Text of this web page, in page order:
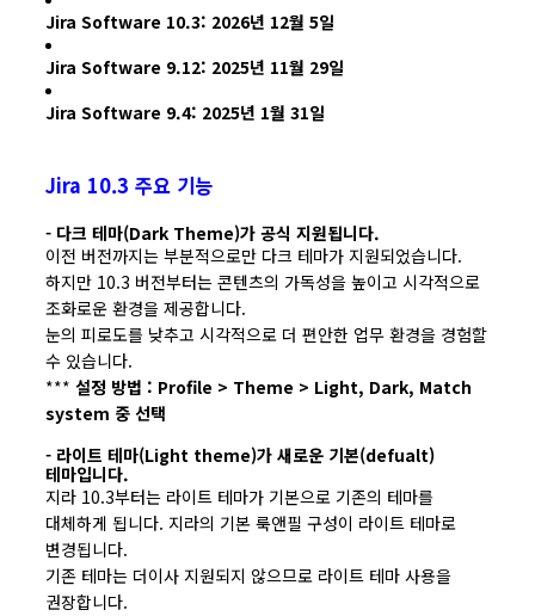
Jira Software 10.3: 2026년 12월 5일
Jira Software 9.12: 2025년 11월 29일
Jira Software 9.4: 2025년 1월 31일
Jira 10.3 주요 기능
- 다크 테마(Dark Theme)가 공식 지원됩니다.
이전 버전까지는 부분적으로만 다크 테마가 지원되었습니다.
하지만 10.3 버전부터는 콘텐츠의 가독성을 높이고 시각적으로
조화로운 환경을 제공합니다.
눈의 피로도를 낮추고 시각적으로 더 편안한 업무 환경을 경험할
수 있습니다.
*** 설정 방법 : Profile > Theme > Light, Dark, Match
system 중 선택
- 라이트 테마(Light theme)가 새로운 기본(defualt)
테마입니다.
지라 10.3부터는 라이트 테마가 기본으로 기존의 테마를
대체하게 됩니다. 지라의 기본 룩앤필 구성이 라이트 테마로
변경됩니다.
기존 테마는 더이사 지원되지 않으므로 라이트 테마 사용을
권장합니다.